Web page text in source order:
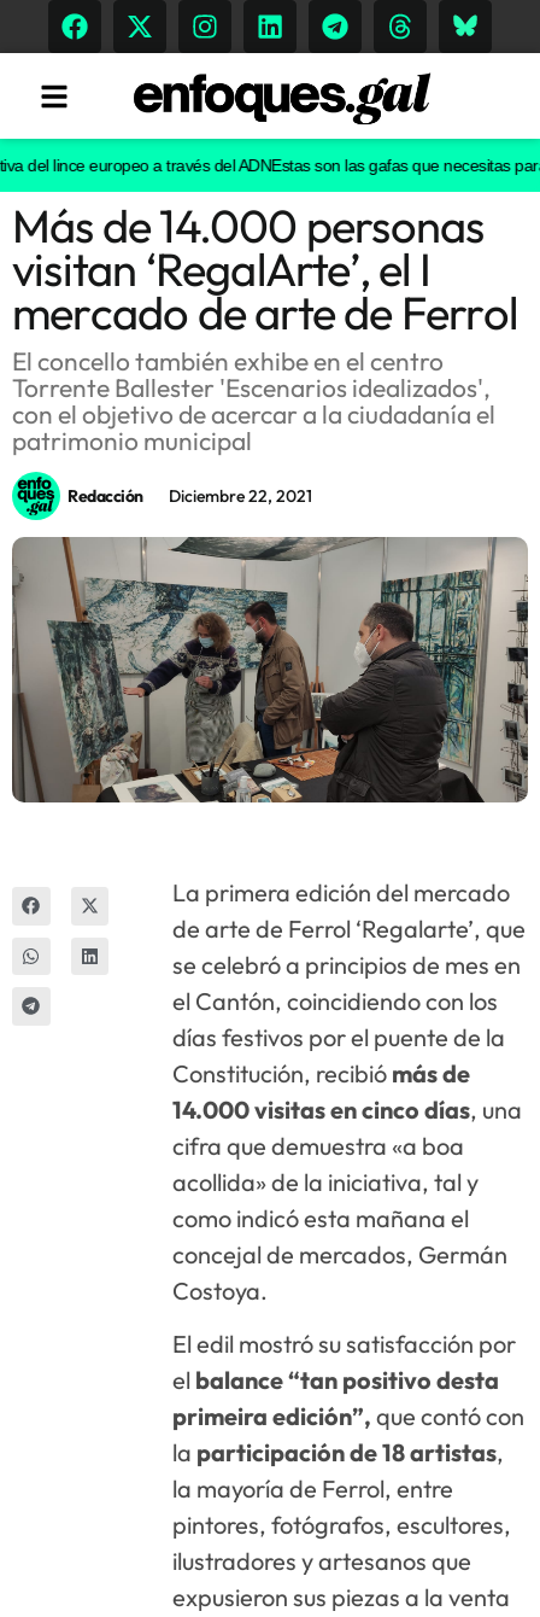
Tendencias
Memoria Histórica
Gastronomía
Escenarios
Sostenibilidad
Innova
lince europeo a través del ADNEstas son las gafas que necesitas para
Más de 14.000 personas
visitan ‘RegalArte’, el I
mercado de arte de Ferrol
El concello también exhibe en el centro
Torrente Ballester 'Escenarios idealizados',
con el objetivo de acercar a la ciudadanía el
patrimonio municipal
Redacción Diciembre 22, 2021
La primera edición del mercado
de arte de Ferrol ‘Regalarte’, que
se celebró a principios de mes en
el Cantón, coincidiendo con los
días festivos por el puente de la
Constitución, recibió más de
14.000 visitas en cinco días, una
cifra que demuestra «a boa
acollida» de la iniciativa, tal y
como indicó esta mañana el
concejal de mercados, Germán
Costoya.
El edil mostró su satisfacción por
el balance “tan positivo desta
primeira edición”, que contó con
la participación de 18 artistas,
la mayoría de Ferrol, entre
pintores, fotógrafos, escultores,
ilustradores y artesanos que
expusieron sus piezas a la venta